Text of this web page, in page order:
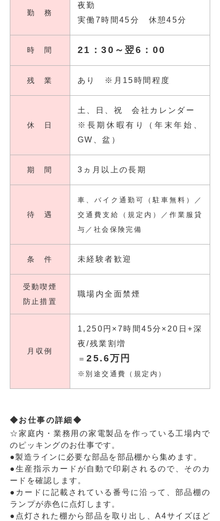
勤 務
夜勤
実働7時間45分 休憩45分
時 間 21：30～翌6：00
残 業 あり ※月15時間程度
休 日
土、日、祝 会社カレンダー
※長期休暇有り（年末年始、
GW、盆）
期 間 3ヵ月以上の長期
待 遇
車、バイク通勤可（駐車無料）／
交通費支給（規定内）／作業服貸
与／社会保険完備
条 件 未経験者歓迎
受動喫煙
防止措置
職場内全面禁煙
月収例
1,250円×7時間45分×20日+深
夜/残業割増
＝25.6万円
※別途交通費（規定内）
◆お仕事の詳細◆
☆家庭内・業務用の家電製品を作っている工場内で
のピッキングのお仕事です。
●製造ラインに必要な部品を部品棚から集めます。
●生産指示カードが自動で印刷されるので、そのカ
ードを確認します。
●カードに記載されている番号に沿って、部品棚の
ランプが赤色に点灯します。
●点灯された棚から部品を取り出し、A4サイズほど